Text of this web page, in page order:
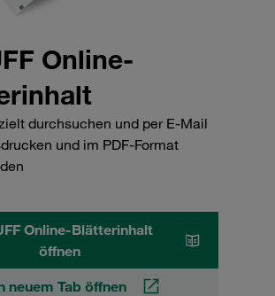
Online-
durchsuchen und per E-Mail
und im PDF-Format
Online-Blätterinhalt
öffnen
neuem Tab öffnen